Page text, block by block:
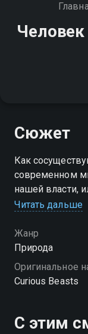
Человек
Сюжет
Как
современном
нашей власти,
звери вы
хорошем HD
Читать дальше
Жанр
Природа
Оригинальное
Curious Beasts
С этим